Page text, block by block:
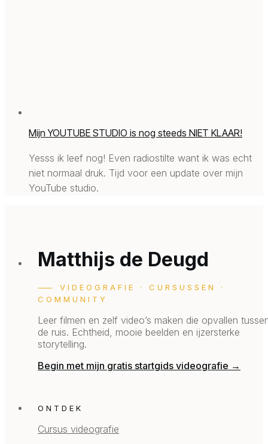
Mijn YOUTUBE STUDIO is nog steeds NIET KLAAR!
Yesss ik leef nog! Even radiostilte want ik was echt
niet normaal druk. Tijd voor een update over mijn
YouTube studio.
Matthijs de Deugd
⸺ VIDEOGRAFIE · CURSUSSEN ·
COMMUNITY
Leer filmen en zelf video’s maken die opvallen
de ruis. Echtheid, mooie beelden en ijzersterke
storytelling.
Begin met mijn gratis startgids videografie →
ONTDEK
Cursus videografie